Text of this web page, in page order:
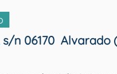
n 06170  Alvarado